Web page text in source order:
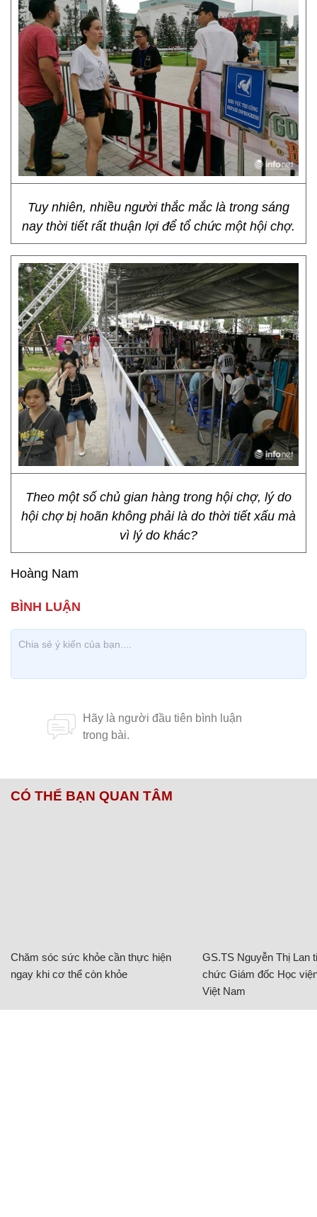
Tuy nhiên, nhiều người thắc mắc là trong sáng
nay thời tiết rất thuận lợi để tổ chức một hội chợ.
Theo một số chủ gian hàng trong hội chợ, lý do
hội chợ bị hoãn không phải là do thời tiết xấu mà
vì lý do khác?
Hoàng Nam
CÓ THỂ BẠN QUAN TÂM
Chăm sóc sức khỏe cần thực hiện
ngay khi cơ thể còn khỏe
GS.TS Nguyễn Thị Lan
chức Giám đốc Học
Việt Nam